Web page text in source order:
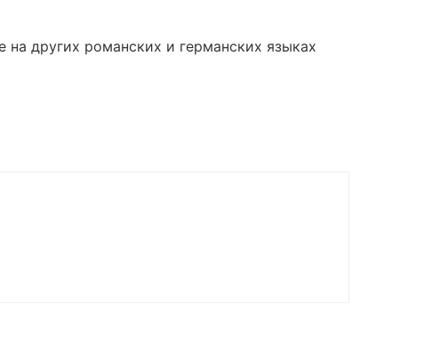
других романских и германских языках